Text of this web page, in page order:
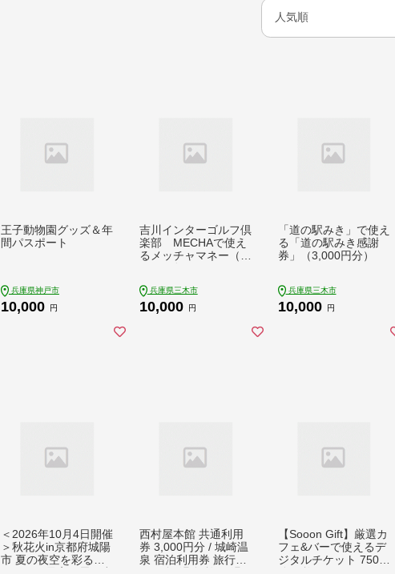
王子動物園グッズ＆年
間パスポート
兵庫県神戸市
10,000 円
吉川インターゴルフ倶
楽部 MECHAで使え
るメッチャマネー（3,
兵庫県三木市
10,000 円
「道の駅みき」で使え
る「道の駅みき感謝
券」（3,000円分）
兵庫県三木市
10,000 円
＜2026年10月4日開催
＞秋花火in京都府城陽
市 夏の夜空を彩るイ
西村屋本館 共通利用
券 3,000円分 / 城崎温
泉 宿泊利用券 旅行券
【Sooon Gift】厳選カ
フェ&バーで使えるデ
ジタルチケット 750円